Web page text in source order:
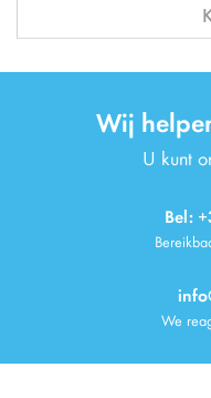
Wij
U kunt
Bel:
We